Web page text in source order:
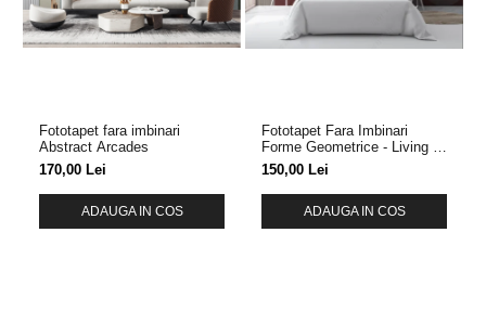
Fototapet fara imbinari
Abstract Arcades
170,00 Lei
ADAUGA IN COS
Fototapet Fara Imbinari
Forme Geometrice - Living &
Dormitor
150,00 Lei
ADAUGA IN COS